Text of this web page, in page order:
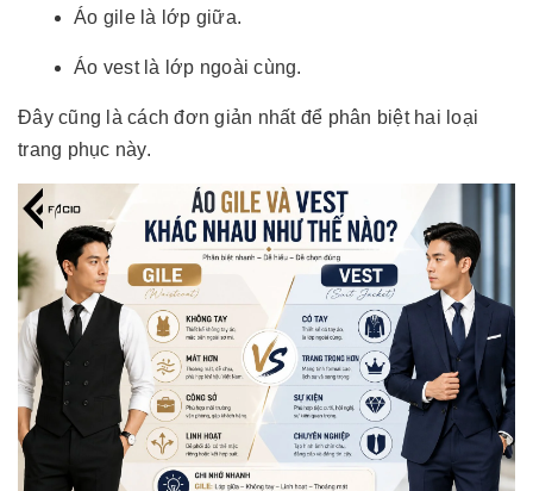
Áo gile là lớp giữa.
Áo vest là lớp ngoài cùng.
Đây cũng là cách đơn giản nhất để phân biệt hai loại
trang phục này.